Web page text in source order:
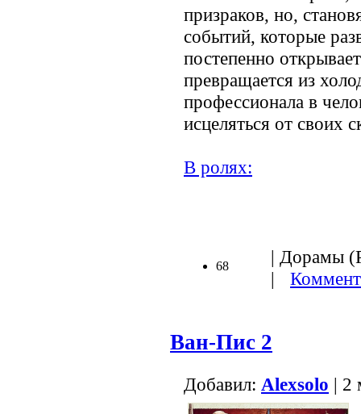
призраков, но,
событий, которые
постепенно
превращается из
профессионала в
исцеляться от своих
В ролях:
68
| Дорамы
|
Ван-Пис 2
Добавил: Alexsolo | 2